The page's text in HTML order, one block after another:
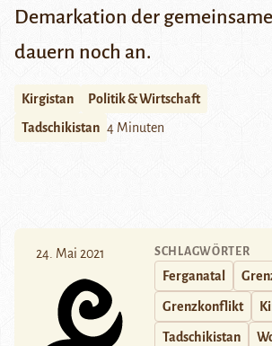
Demarkation der
dauern noch an.
Kirgistan
Politik & Wirtschaft
Tadschikistan 4 Minuten
24. Mai 2021 SCHLAGWÖRTER
Ferganatal
Grenzkonflikt
Tadschikistan